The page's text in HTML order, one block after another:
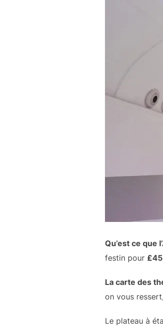
Qu’est ce que
festin pour
La carte des
on vous
Le plateau à